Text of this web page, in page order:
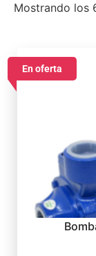
Mostrando los
En oferta